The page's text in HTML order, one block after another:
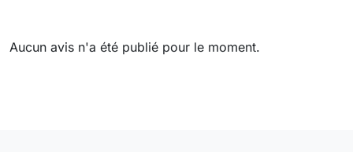
Aucun avis n'a été publié pour le moment.